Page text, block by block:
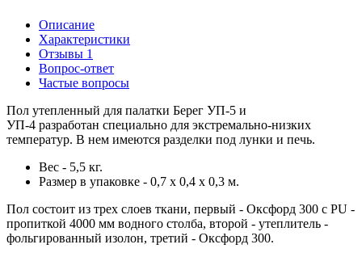
Описание
Характеристики
Отзывы 1
Вопрос-ответ
Частые вопросы
Пол утепленный для палатки Берег УП-5 и
УП-4 разработан специально для экстремально-низких
температур. В нем имеются разделки под лунки и печь.
Вес - 5,5 кг.
Размер в упаковке - 0,7 х 0,4 х 0,3 м.
Пол состоит из трех слоев ткани, первый - Оксфорд 300 с PU -
пропиткой 4000 мм водного столба, второй - утеплитель -
фольгированный изолон, третий - Оксфорд 300.